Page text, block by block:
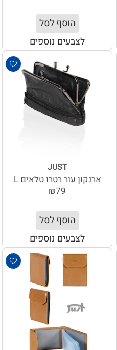
הוסף לסל
לצבעים נוספים
JUST
ארנקון עור רטרו טלאים L
₪79
הוסף לסל
לצבעים נוספים